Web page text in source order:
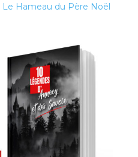
Le Hameau du Père Noël